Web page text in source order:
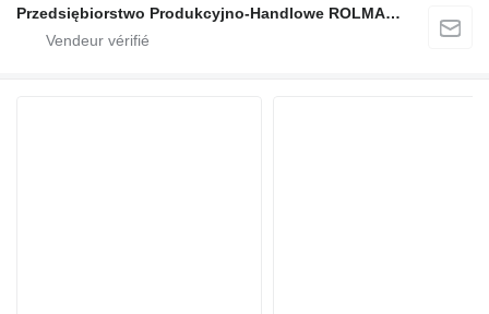
Przedsiębiorstwo Produkcyjno-Handlowe ROLMAPOL Marcin Dziekan